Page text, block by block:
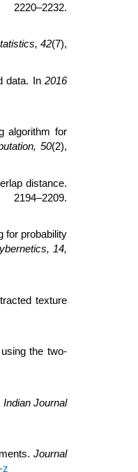
42(7),
data. In 2016
algorithm for
50(2),
distance.
for probability
14,
texture
the two-
Journal
Journal
z